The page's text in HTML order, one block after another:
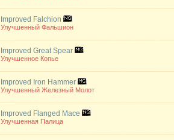
Improved Falchion
Улучшенный Фальшион
Improved Great Spear
Улучшенное Копье
Improved Iron Hammer
Улучшенный Железный Молот
Improved Flanged Mace
Улучшенная Палица